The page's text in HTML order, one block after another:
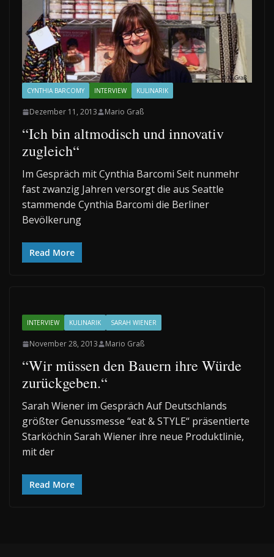
CYNTHIA BARCOMY INTERVIEW KULINARIK
Dezember 11, 2013 Mario Graß
“Ich bin altmodisch und innovativ
zugleich“
Im Gespräch mit Cynthia Barcomi Seit nunmehr
fast zwanzig Jahren versorgt die aus Seattle
stammende Cynthia Barcomi die Berliner
Bevölkerung
Read More
INTERVIEW KULINARIK SARAH WIENER
November 28, 2013 Mario Graß
“Wir müssen den Bauern ihre Würde
zurückgeben.“
Sarah Wiener im Gespräch Auf Deutschlands
größter Genussmesse “eat & STYLE“ präsentierte
Starköchin Sarah Wiener ihre neue Produktlinie,
mit der
Read More